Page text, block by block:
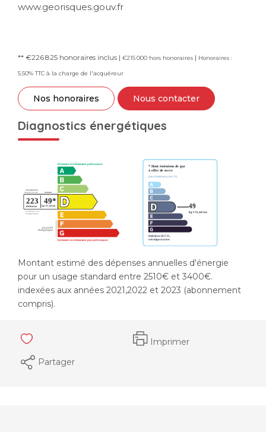
www.georisques.gouv.fr
** €226 825 honoraires inclus | €215 000 hors honoraires | Honoraires :
5.50% TTC à la charge de l'acquéreur
Nos honoraires Nous contacter
Diagnostics énergétiques
Montant estimé des dépenses annuelles d'énergie
pour un usage standard entre 2510€ et 3400€.
indexées aux années 2021,2022 et 2023 (abonnement
compris).
Imprimer
Partager